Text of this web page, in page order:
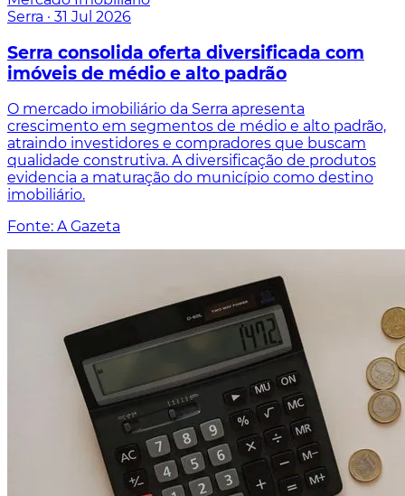
Serra · 31 Jul 2026
Serra consolida oferta diversificada com
imóveis de médio e alto padrão
O mercado imobiliário da Serra apresenta
crescimento em segmentos de médio e alto padrão,
atraindo investidores e compradores que buscam
qualidade construtiva. A diversificação de produtos
evidencia a maturação do município como destino
imobiliário.
Fonte: A Gazeta